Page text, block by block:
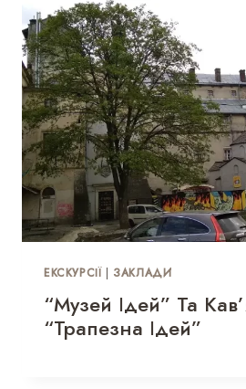
ЕКСКУРСІЇ| ЗАКЛАДИ
“Музей Ідей” Та
“Трапезна Ідей”